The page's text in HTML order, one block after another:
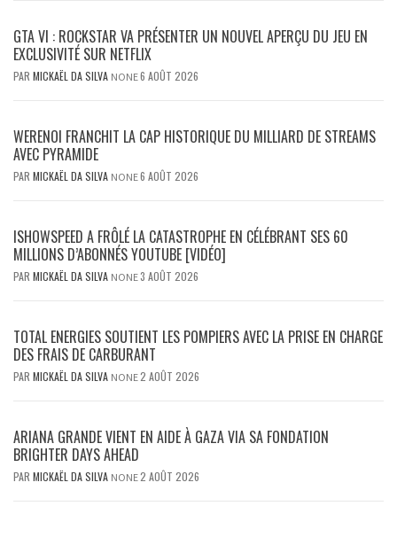
GTA VI : ROCKSTAR VA PRÉSENTER UN NOUVEL APERÇU DU JEU EN
EXCLUSIVITÉ SUR NETFLIX
PAR MICKAËL DA SILVA NONE6 AOÛT 2026
WERENOI FRANCHIT LA CAP HISTORIQUE DU MILLIARD DE STREAMS
AVEC PYRAMIDE
PAR MICKAËL DA SILVA NONE6 AOÛT 2026
ISHOWSPEED A FRÔLÉ LA CATASTROPHE EN CÉLÉBRANT SES 60
MILLIONS D’ABONNÉS YOUTUBE [VIDÉO]
PAR MICKAËL DA SILVA NONE3 AOÛT 2026
TOTAL ENERGIES SOUTIENT LES POMPIERS AVEC LA PRISE EN CHARGE
DES FRAIS DE CARBURANT
PAR MICKAËL DA SILVA NONE2 AOÛT 2026
ARIANA GRANDE VIENT EN AIDE À GAZA VIA SA FONDATION
BRIGHTER DAYS AHEAD
PAR MICKAËL DA SILVA NONE2 AOÛT 2026